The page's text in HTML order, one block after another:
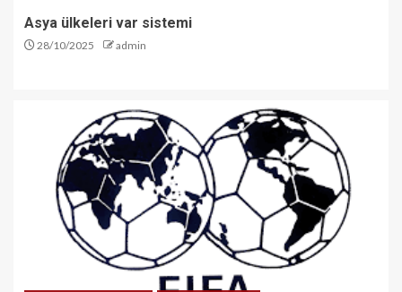
Asya ülkeleri var sistemi
28/10/2025 admin